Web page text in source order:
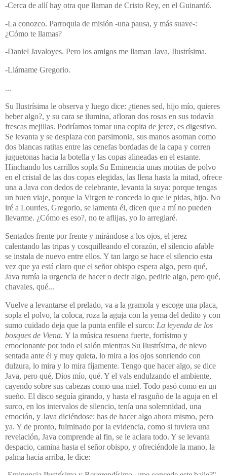
-Cerca de allí hay otra que llaman de Cristo Rey, en el Guinardó.
-La conozco. Parroquia de misión -una pausa, y más suave-:
¿Cómo te llamas?
-Daniel Javaloyes. Pero los amigos me llaman Java, Ilustrísima.
-Llámame Gregorio.
...
Su Ilustrísima le observa y luego dice: ¿tienes sed, hijo mío, quieres
beber algo?, y su cara se ilumina, afloran dos rosas en sus todavía
frescas mejillas. Podríamos tomar una copita de jerez, es digestivo.
Se levanta y se desplaza con parsimonia, sus manos asoman como
dos blancas ratitas entre las cenefas bordadas de la capa y corren
juguetonas hacia la botella y las copas alineadas en el estante.
Hinchando los carrillos sopla Su Eminencia unas motitas de polvo
en el cristal de las dos copas elegidas, las llena hasta la mitad, ofrece
una a Java con dedos de celebrante, levanta la suya: porque tengas
un buen viaje, porque la Virgen te conceda lo que le pidas, hijo. No
iré a Lourdes, Gregorio, se lamenta él, dicen que a mí no pueden
llevarme. ¿Cómo es eso?, no te aflijas, yo lo arreglaré.
Sentados frente por frente y mirándose a los ojos, el jerez
calentando las tripas y cosquilleando el corazón, el silencio afable
se instala de nuevo entre ellos. Y tan largo se hace el silencio esta
vez que ya está claro que el señor obispo espera algo, pero qué,
Java rumía la urgencia de hacer o decir algo, pedirle algo, pero qué,
chavales, qué...
Vuelve a levantarse el prelado, va a la gramola y escoge una placa,
sopla el polvo, la coloca, roza la aguja con la yema del dedito y con
sumo cuidado deja que la punta enfile el surco: La leyenda de los
bosques de Viena. Y la música resuena fuerte, fortísimo y
emocionante por todo el salón mientras Su Ilustrísima, de nievo
sentada ante él y muy quieta, lo mira a los ojos sonriendo con
dulzura, lo mira y lo mira fíjamente. Tengo que hacer algo, se dice
Java, pero qué, Dios mío, qué. Y el vals endulzando el ambiente,
cayendo sobre sus cabezas como una miel. Todo pasó como en un
sueño. El disco seguía girando, y hasta el rasguño de la aguja en el
surco, en los intervalos de silencio, tenía una solemnidad, una
emoción, y Java diciéndose: has de hacer algo ahora mismo, pero
ya. Y de pronto, fulminado por la evidencia, como si tuviera una
revelación, Java comprende al fin, se le aclara todo. Y se levanta
despacio, camina hasta el señor obispo, y ofreciéndole la mano, la
palma hacia arriba, le dice: